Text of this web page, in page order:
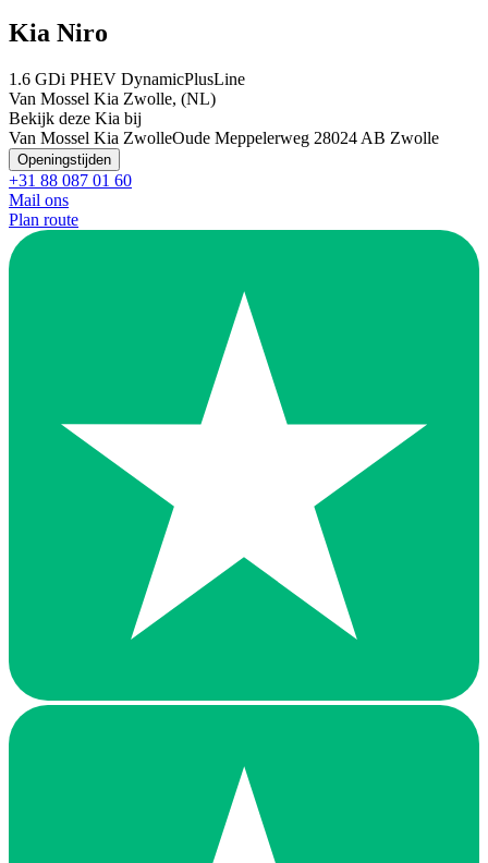
Kia Niro
1.6 GDi PHEV DynamicPlusLine
Van Mossel Kia Zwolle, (NL)
Bekijk deze Kia bij
Van Mossel Kia ZwolleOude Meppelerweg 28024 AB Zwolle
Openingstijden
+31 88 087 01 60
Mail ons
Plan route